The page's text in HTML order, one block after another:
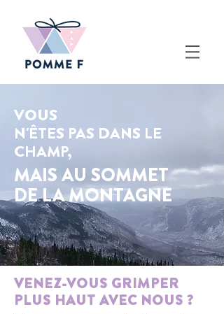
VOUS
N'ÊTES PAS DANS LE
CHAMP,
MAIS AU SOMMET
DE LA MONTAGNE
VENEZ-VOUS GRIMPER
PLUS HAUT AVEC NOUS ?